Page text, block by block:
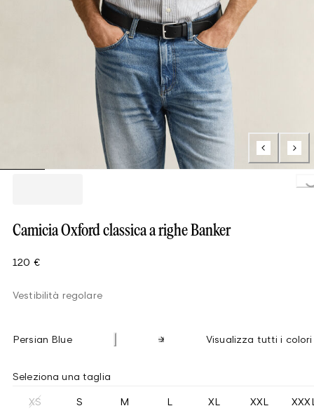
Camicia Oxford classica a righe Banker
120 €
Vestibilità regolare
Persian Blue Visualizza tutti i colori
Seleziona una taglia
XS S M L XL XXL